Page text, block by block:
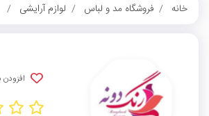
خانه فروشگاه مد و لباس لوازم آرایشی
افزودن